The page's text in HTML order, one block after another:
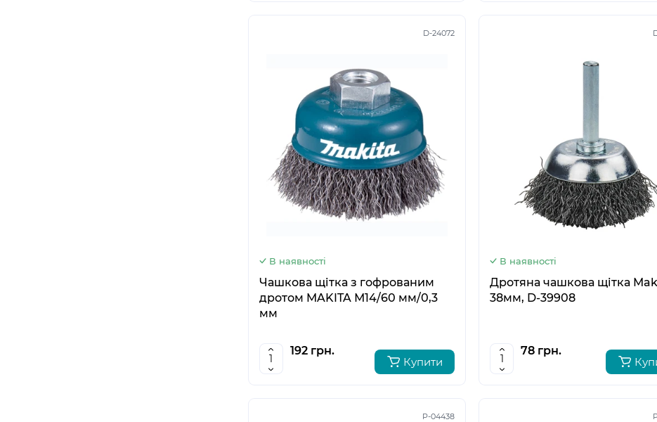
D-24072
В наявності
Чашкова щітка з гофрованим
дротом MAKITA М14/60 мм/0,3
мм
192 грн.
Купити
В наявності
Дротяна чашкова щітка
38мм, D-39908
78 грн.
P-04438